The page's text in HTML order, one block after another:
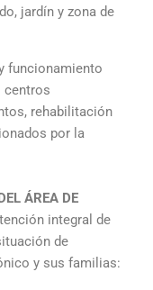
jardín y zona de
funcionamiento
centros
rehabilitación
por la
ÁREA DE
integral de
de
y sus familias: